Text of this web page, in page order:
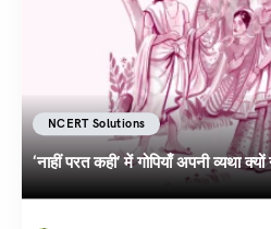
NCERT Solutions
‘नाहीं परत कही’ में गोपियाँ अपनी व्यथा